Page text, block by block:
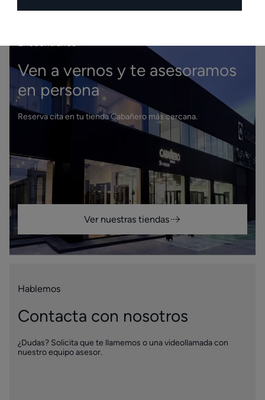
Encuéntranos
Ven a vernos y te asesoramos
en persona
Reserva cita en tu tienda Cabañero más cercana.
Ver nuestras tiendas
Hablemos
Contacta con nosotros
¿Dudas? Solicita que te llamemos o una videollamada con
nuestro equipo asesor.